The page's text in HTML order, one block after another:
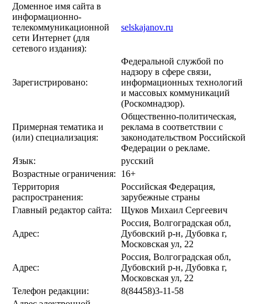
Доменное имя сайта в
информационно-
телекоммуникационной
сети Интернет (для
сетевого издания):
selskajanov.ru
Зарегистрировано:
Федеральной службой по
надзору в сфере связи,
информационных технологий
и массовых коммуникаций
(Роскомнадзор).
Примерная тематика и
(или) специализация:
Общественно-политическая,
реклама в соответствии с
законодательством Российской
Федерации о рекламе.
Язык:
русский
Возрастные ограничения:
16+
Территория
распространения:
Российская Федерация,
зарубежные страны
Главный редактор сайта:
Щуков Михаил Сергеевич
Адрес:
Россия, Волгоградская обл,
Дубовский р-н, Дубовка г,
Московская ул, 22
Адрес:
Россия, Волгоградская обл,
Дубовский р-н, Дубовка г,
Московская ул, 22
Телефон редакции:
8(84458)3-11-58